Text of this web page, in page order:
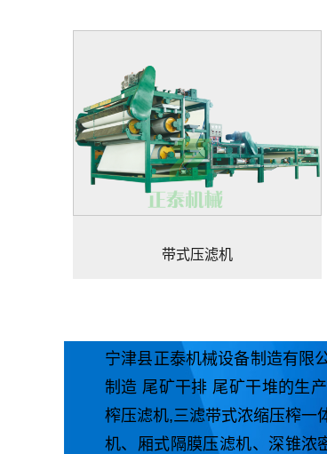
带式压滤机
宁津县正泰机械设备制造有限
制造 尾矿干排 尾矿干堆的生
榨压滤机,三滤带式浓缩压榨一
机、厢式隔膜压滤机、深锥浓